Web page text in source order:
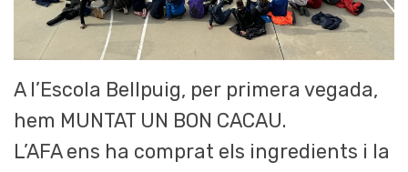
A l’Escola Bellpuig, per primera vegada,
hem MUNTAT UN BON CACAU.
L’AFA ens ha comprat els ingredients i la